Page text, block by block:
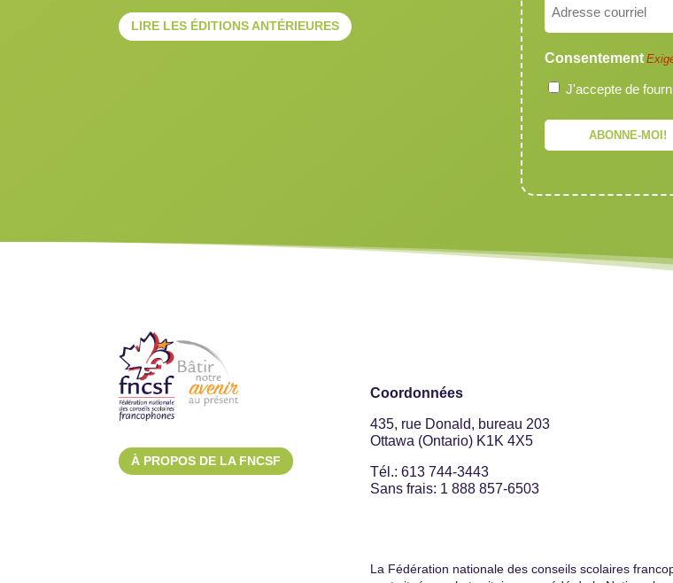
LIRE LES ÉDITIONS ANTÉRIEURES
Consentement
J'accepte de
À PROPOS DE LA FNCSF
Coordonnées
435, rue Donald, bureau 203
Ottawa (Ontario) K1K 4X5
Tél.: 613 744-3443
Sans frais: 1 888 857-6503
La Fédération nationale des conseils scolaires